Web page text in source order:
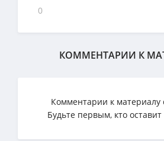
0
КОММЕНТАРИИ К
Комментарии к материалу
Будьте первым, кто